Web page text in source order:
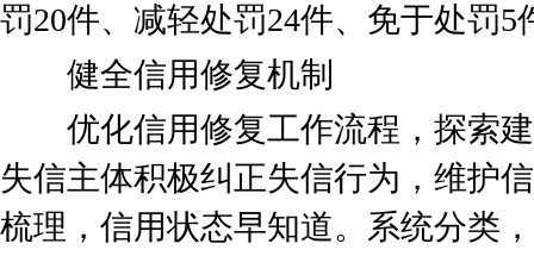
罚20件、减轻处罚24件、免于处罚5
健全信用修复机制
优化信用修复工作流程，探索建
失信主体积极纠正失信行为，维护
梳理，信用状态早知道。系统分类